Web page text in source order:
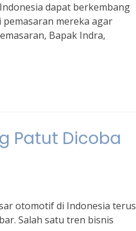
dapat berkembang
mereka agar
Bapak Indra,
Patut Dicoba
otomotif di Indonesia terus
Salah satu tren bisnis